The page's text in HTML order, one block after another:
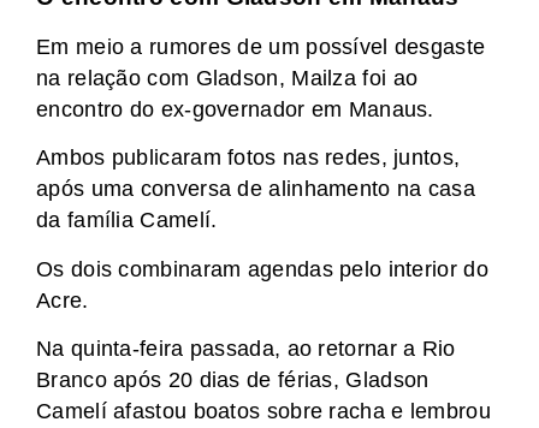
Em meio a rumores de um possível desgaste
na relação com Gladson, Mailza foi ao
encontro do ex-governador em Manaus.
Ambos publicaram fotos nas redes, juntos,
após uma conversa de alinhamento na casa
da família Camelí.
Os dois combinaram agendas pelo interior do
Acre.
Na quinta-feira passada, ao retornar a Rio
Branco após 20 dias de férias, Gladson
Camelí afastou boatos sobre racha e lembrou